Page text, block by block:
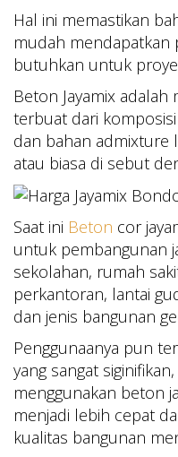
Hal ini memastikan
mudah mendapatkan
butuhkan untuk
Beton Jayamix
terbuat dari
dan bahan admixture
atau biasa di sebut
Saat ini Beton cor
untuk pembangunan
sekolahan, rumah
perkantoran, lantai
dan jenis bangunan
Penggunaanya pun
yang sangat
menggunakan beton
menjadi lebih cepat
kualitas bangunan